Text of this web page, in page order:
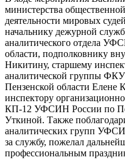
министерства
деятельности мировых
начальнику дежурной
аналитического отдела
области, подполковнику
Никитину, старшему
аналитической группы
Пензенской области Елене
инспектору
КП-12 УФСИН России по
Уткиной. Также
аналитических групп
за службу, пожелал
профессиональным